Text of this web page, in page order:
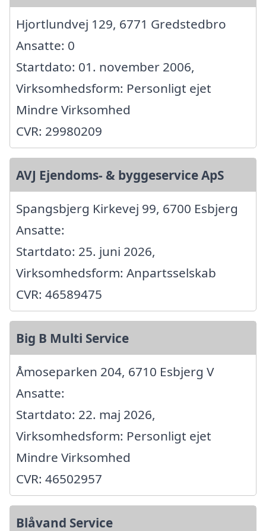
Hjortlundvej 129, 6771 Gredstedbro
Ansatte: 0
Startdato: 01. november 2006,
Virksomhedsform: Personligt ejet
Mindre Virksomhed
CVR: 29980209
AVJ Ejendoms- & byggeservice ApS
Spangsbjerg Kirkevej 99, 6700 Esbjerg
Ansatte:
Startdato: 25. juni 2026,
Virksomhedsform: Anpartsselskab
CVR: 46589475
Big B Multi Service
Åmoseparken 204, 6710 Esbjerg V
Ansatte:
Startdato: 22. maj 2026,
Virksomhedsform: Personligt ejet
Mindre Virksomhed
CVR: 46502957
Blåvand Service